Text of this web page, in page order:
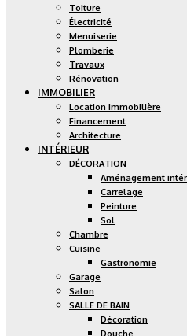
Toiture
Électricité
Menuiserie
Plomberie
Travaux
Rénovation
IMMOBILIER
Location immobilière
Financement
Architecture
INTÉRIEUR
DÉCORATION
Aménagement
Carrelage
Peinture
Sol
Chambre
Cuisine
Gastronomie
Garage
Salon
SALLE DE BAIN
Décoration
Douche